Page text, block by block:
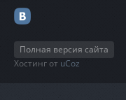
Полная версия сайта
Хостинг от uCoz